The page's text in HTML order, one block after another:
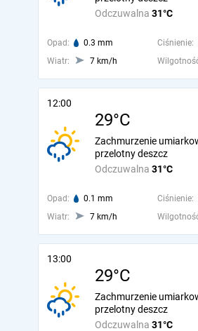
Odczuwalna 31°C
Opad: 0.3 mm Ciśnienie:
Wiatr:
7 km/h
12:00
29°C
Odczuwalna 31°C
Zachmurzenie
przelotny deszcz
Opad: 0.1 mm Ciśnienie:
Wiatr:
7 km/h
13:00
29°C
Odczuwalna 31°C
Zachmurzenie
przelotny deszcz